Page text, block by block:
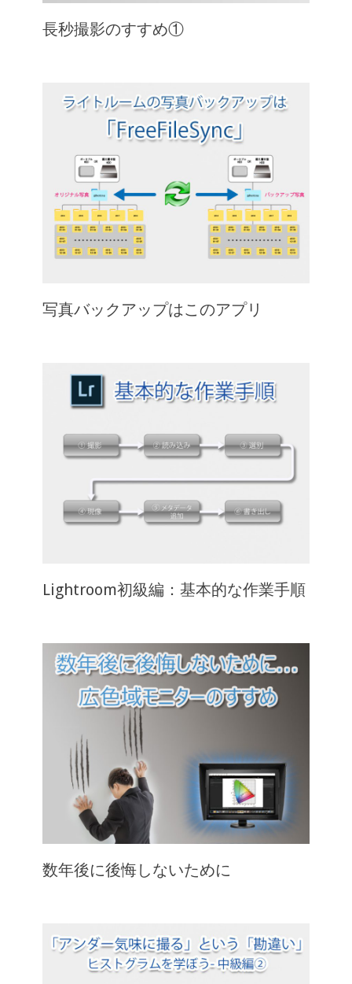
長秒撮影のすすめ①
写真バックアップはこのアプリ
Lightroom初級編：基本的な作業手順
数年後に後悔しないために